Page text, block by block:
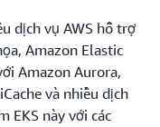
dịch vụ AWS hỗ trợ
Amazon Elastic
Amazon Aurora,
và nhiều dịch
EKS này với các